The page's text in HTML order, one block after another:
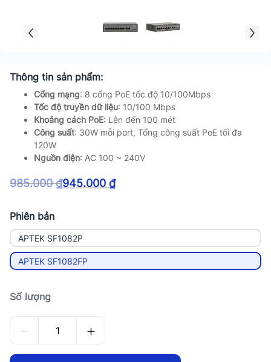
Thông tin sản phẩm:
Cổng mạng: 8 cổng PoE tốc độ 10/100Mbps
Tốc độ truyền dữ liệu: 10/100 Mbps
Khoảng cách PoE: Lên đến 100 mét
Công suất: 30W mỗi port, Tổng công suất PoE tối đa
120W
Nguồn điện: AC 100 ~ 240V
985.000₫
Giá
là:
985.000 ₫.
945.000 ₫
Giá
tại
là:
945.000 ₫.
Phiên bản
APTEK SF1082P
APTEK SF1082FP
Số lượng